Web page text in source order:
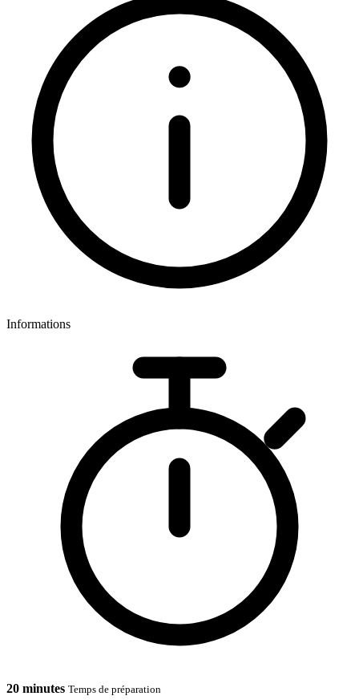
Informations
20 minutes Temps de préparation